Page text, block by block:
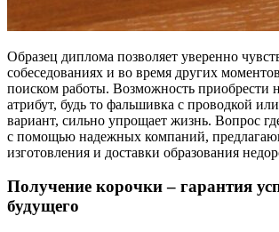
Образец диплома позволяет уверенно
собеседованиях и во время других
поиском работы. Возможность приобрести
атрибут, будь то фальшивка с проводкой
вариант, сильно упрощает жизнь. Вопрос
с помощью надежных компаний,
изготовления и доставки образования
Получение корочки – гарантия
будущего